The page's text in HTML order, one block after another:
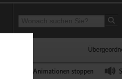
Animationen stoppen